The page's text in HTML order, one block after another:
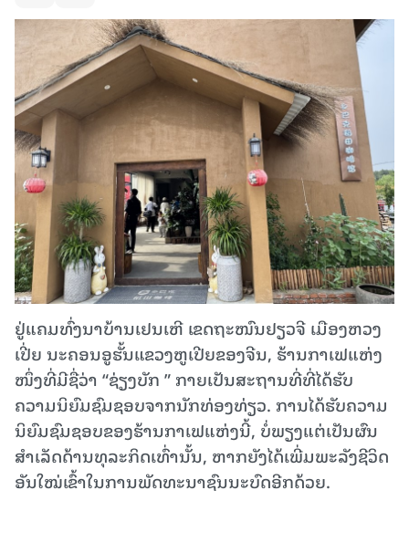
ຢູ່​ແຄມ​ທົ່ງ​ນາ​ບ້ານ​ເຢນ​ເຫີ ​​ເຂດຖະ​ໜົນ​ຢຽວ​ຈີ​ ເມືອງ​ຫວງ​
ເປີ່ຍ​ ນະ​ຄອນ​ອູ​ຮັ້ນ​ແຂວງ​ຫູ​ເປີຍຂອງ​ຈີນ, ຮ້ານ​ກາ​ເຟ​ແຫ່ງ​
ໜຶ່ງ​ທີ່​ມີ​ຊື່​ວ່າ “ຊ່ຽງ​ບັກ ” ກາຍ​ເປັນ​ສະ​ຖານ​ທີ່​ທີ່​ໄດ້​ຮັບ​
ຄວາມ​ນິ​ຍົມ​ຊົມ​ຊອບ​ຈາກ​ນັກ​ທ່ອງ​ທ່ຽວ. ການ​ໄດ້​ຮັບ​ຄວາມ​
ນິ​ຍົມຊົມ​ຊອບ​ຂອງ​ຮ້ານ​ກາ​ເຟ​ແຫ່ງ​ນີ້, ບໍ່​ພຽງ​ແຕ່​ເປັນ​ຜົນ​
ສຳ​ເລັດ​ດ້ານ​ທຸ​ລະ​ກິດ​ເທົ່າ​ນັ້ນ, ​ຫາກ​ຍັງ​ໄດ້​ເພີ່ມ​ພະ​ລັງ​ຊີ​ວິດ​
ອັນ​ໃໝ່​ເຂົ້າ​ໃນ​ການ​ພັດ​ທະ​ນາ​ຊົນ​ນະ​ບົດ​ອີກ​ດ້ວຍ.